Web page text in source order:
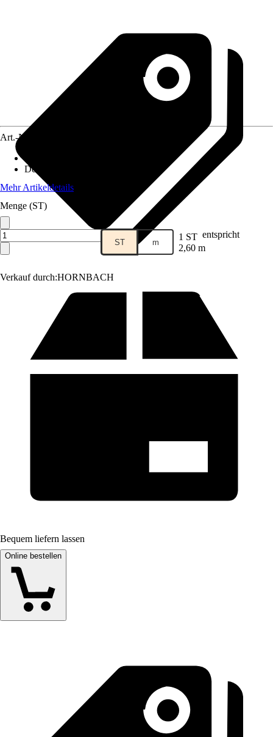
Verkauf durch:HORNBACH
Art.-Nr.
Dekoroptik
Mehr Artikeldetails
Menge (ST)
ST m 1 ST entspricht
2,60 m
Bequem liefern lassen
Online bestellen